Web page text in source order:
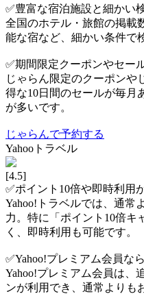
✅豊富な宿泊施設と細かい
全国のホテル・旅館の掲載
能な宿など、細かい条件で
✅期間限定クーポンやセー
じゃらん限定のクーポンや
得な10日間のセールが毎月
が多いです。
じゃらんで予約する
Yahooトラベル
[4.5]
✅ポイント10倍や即時利用
Yahoo!トラベルでは、通常
力。特に「ポイント10倍キ
く、即時利用も可能です。
✅Yahoo!プレミアム会員な
Yahoo!プレミアム会員は、
ンが利用でき、通常よりも